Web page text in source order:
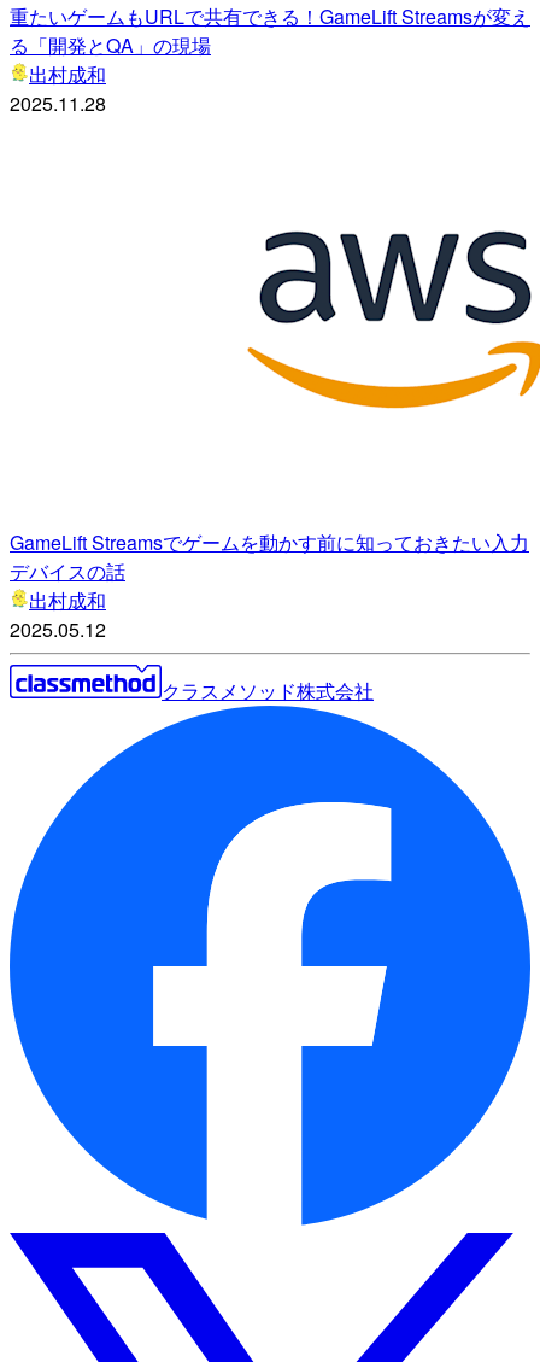
重たいゲームもURLで共有できる！GameLift Streamsが変え
る「開発とQA」の現場
出村成和
2025.11.28
GameLift Streamsでゲームを動かす前に知っておきたい入力
デバイスの話
出村成和
2025.05.12
クラスメソッド株式会社